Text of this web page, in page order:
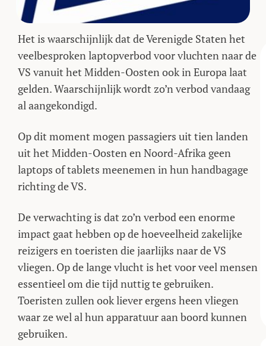
Het is waarschijnlijk dat de Verenigde Staten het
veelbesproken laptopverbod voor vluchten naar de
VS vanuit het Midden-Oosten ook in Europa laat
gelden. Waarschijnlijk wordt zo’n verbod vandaag
al aangekondigd.
Op dit moment mogen passagiers uit tien landen
uit het Midden-Oosten en Noord-Afrika geen
laptops of tablets meenemen in hun handbagage
richting de VS.
De verwachting is dat zo’n verbod een enorme
impact gaat hebben op de hoeveelheid zakelijke
reizigers en toeristen die jaarlijks naar de VS
vliegen. Op de lange vlucht is het voor veel mensen
essentieel om die tijd nuttig te gebruiken.
Toeristen zullen ook liever ergens heen vliegen
waar ze wel al hun apparatuur aan boord kunnen
gebruiken.